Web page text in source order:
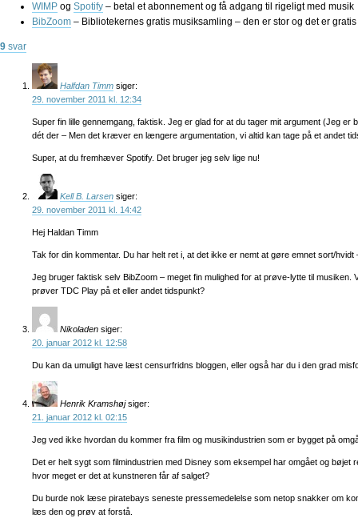
WIMP og Spotify – betal et abonnement og få adgang til rigeligt med musik
BibZoom – Bibliotekernes gratis musiksamling – den er stor og det er
9 svar
Halfdan Timm siger:
29. november 2011 kl. 12:34
Super fin lille gennemgang, faktisk. Jeg er glad for at du tager mit argument (Jeg er
dét der – Men det kræver en længere argumentation, vi altid kan tage på et andet
Super, at du fremhæver Spotify. Det bruger jeg selv lige nu!
Kell B. Larsen siger:
29. november 2011 kl. 14:42
Hej Haldan Timm
Tak for din kommentar. Du har helt ret i, at det ikke er nemt at gøre emnet sort/
Jeg bruger faktisk selv BibZoom – meget fin mulighed for at prøve-lytte til musiken.
prøver TDC Play på et eller andet tidspunkt?
Nikoladen siger:
20. januar 2012 kl. 12:58
Du kan da umuligt have læst censurfridns bloggen, eller også har du i den grad
Henrik Kramshøj siger:
21. januar 2012 kl. 02:15
Jeg ved ikke hvordan du kommer fra film og musikindustrien som er bygget på
Det er helt sygt som filmindustrien med Disney som eksempel har omgået og
hvor meget er det at kunstneren får af salget?
Du burde nok læse piratebays seneste pressemedelelse som netop snakker om
læs den og prøv at forstå.